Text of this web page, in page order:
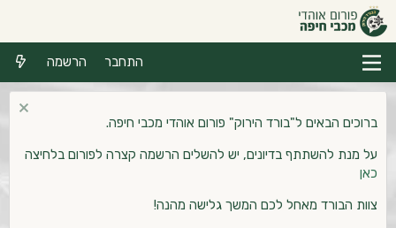
התחבר הרשמה
ברוכים הבאים ל"בורד הירוק" פורום אוהדי מכבי חיפה.
על מנת להשתתף בדיונים, יש להשלים הרשמה קצרה לפורום בלחיצה
כאן
צוות הבורד מאחל לכם המשך גלישה מהנה!